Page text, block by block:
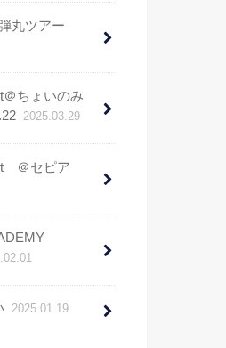
丸ツアー
＠ちょいのみ
2025.03.29
＠セピア
2025.01.19